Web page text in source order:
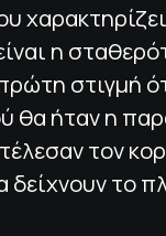
η
στιγμή
θα ήταν η
τον
το